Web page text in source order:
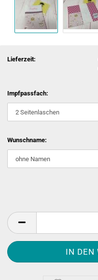
Lieferzeit:
Impfpassfach:
Wunschname: